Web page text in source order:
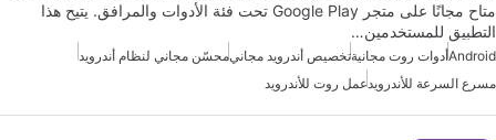
متاح مجانًا على متجر Google Play تحت فئة الأدوات والمرافق. يتيح هذا
التطبيق للمستخدمين…
Androidأدوات روت مجانيةتخصيص أندرويد مجانيمحسّن مجاني لنظام أندرويد
مسرع السرعة للأندرويدعمل روت للأندرويد